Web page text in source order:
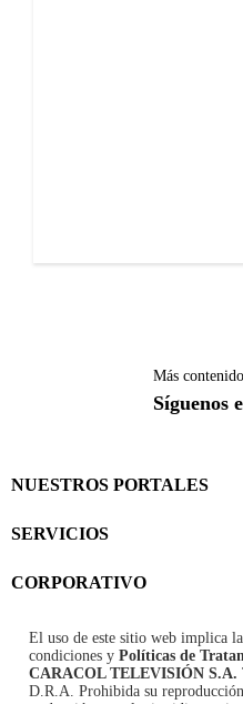
Más
Síguenos
NUESTROS PORTALES
SERVICIOS
CORPORATIVO
El uso de este sitio web implica
condiciones y Políticas de
CARACOL TELEVISIÓN S.A.
D.R.A. Prohibida su